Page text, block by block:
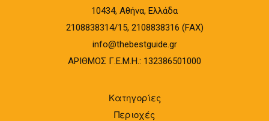
10434, Αθήνα, Ελλάδα
2108838314/15, 2108838316 (FAX)
info@thebestguide.gr
ΑΡΙΘΜΟΣ Γ.Ε.Μ.Η.: 132386501000
Κατηγορίες
Περιοχές